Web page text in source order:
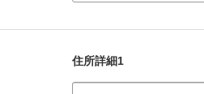
住所詳細1